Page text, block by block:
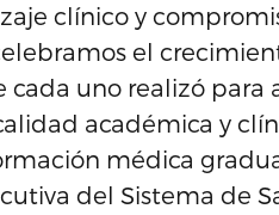
clínico y
el
cada uno realizó
académica y
médica
del Sistema de